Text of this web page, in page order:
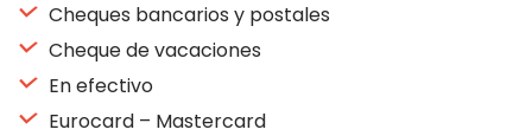
Cheques bancarios y postales
Cheque de vacaciones
En efectivo
Eurocard – Mastercard